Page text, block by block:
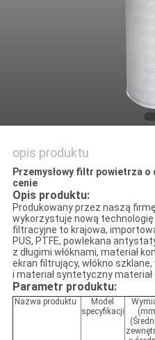
opis produktu
Przemysłowy filtr powietrza
cenie
Opis produktu:
Produkowany przez naszą
wykorzystuje nową
filtracyjne to krajowa,
PUS, PTFE, powlekana
z długimi włóknami, materiał
ekran filtrujący, włókno
i materiał syntetyczny materiał
Parametr produktu:
Nazwa produktu
Model
specyfikacji